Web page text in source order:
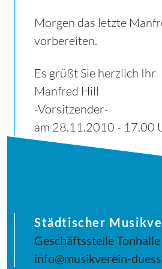
Morgen das letzte
vorbereiten.
Es grüßt Sie herzlich Ihr
Manfred Hill
-Vorsitzender-
am 28.11.2010 - 17.00
Städtischer
Geschäftsstelle
info@musikverein-